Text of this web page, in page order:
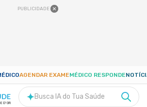
PUBLICIDADE
AGENDAR EXAMEMÉDICO RESPONDE
D'OR
Busca IA do Tua Saúde